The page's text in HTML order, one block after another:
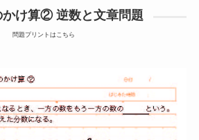
かけ算② 逆数と文章問題
問題プリントはこちら